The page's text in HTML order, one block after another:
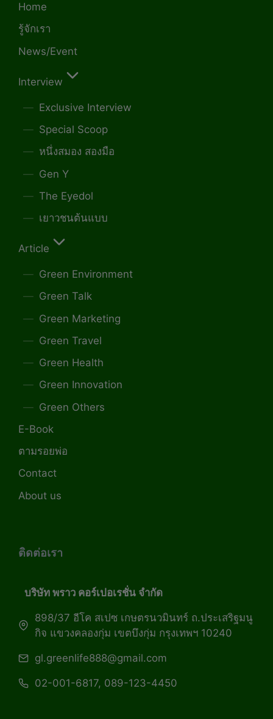
Home
รู้จักเรา
News/Event
Interview
Exclusive Interview
Special Scoop
หนึ่งสมอง สองมือ
Gen Y
The Eyedol
เยาวชนต้นแบบ
Article
Green Environment
Green Talk
Green Marketing
Green Travel
Green Health
Green Innovation
Green Others
E-Book
ตามรอยพ่อ
Contact
About us
ติดต่อเรา
บริษัท พราว คอร์เปอเรชั่น จำกัด
898/37 อีโค สเปซ เกษตรนวมินทร์ ถ.ประเสริฐมนู
กิจ แขวงคลองกุ่ม เขตบึงกุ่ม กรุงเทพฯ 10240
gl.greenlife888@gmail.com
02-001-6817, 089-123-4450